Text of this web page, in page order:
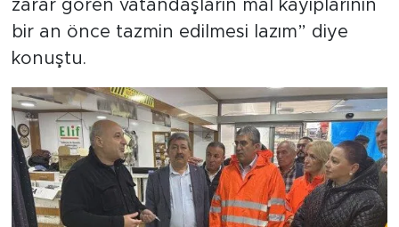
zarar gören vatandaşların mal kayıplarının
bir an önce tazmin edilmesi lazım” diye
konuştu.